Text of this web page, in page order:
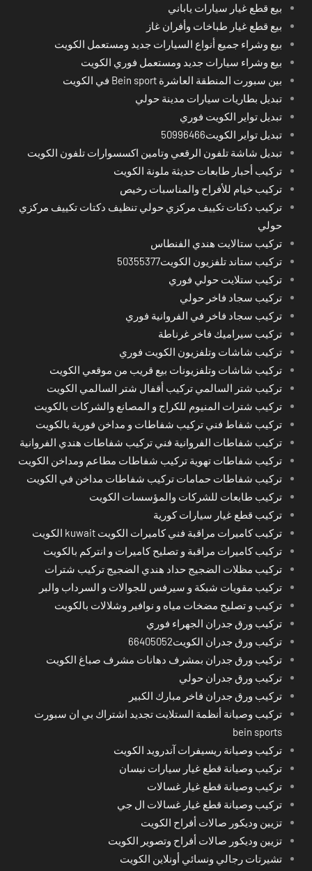
بيع قطع غيار سيارات ياباني
بيع قطع غيار طباخات وأفران غاز
بيع وشراء جميع أنواع السيارات جديد ومستعمل الكويت
بيع وشراء سيارات جديد ومستعمل فوري الكويت
بين سبورت المنطقة العاشرة Bein sport في الكويت
تبديل بطاريات سيارات مدينة حولي
تبديل تواير الكويت فوري
تبديل تواير الكويت50996466
تبديل شاشة تلفون الرقعي وتامين اكسسوارات تلفون الكويت
تركيب أحبار طابعات حديثة ملونة الكويت
تركيب خيام للأفراح والمناسبات رخيص
تركيب دكتات تكييف مركزي حولي تنظيف دكتات تكييف مركزي
حولي
تركيب ستالايت هندي الفنطاس
تركيب ستاند تلفزيون الكويت50355377
تركيب ستلايت حولي فوري
تركيب سجاد فاخر حولي
تركيب سجاد فاخر في الفروانية فوري
تركيب سيراميك فاخر غرناطة
تركيب شاشات وتلفزيون الكويت فوري
تركيب شاشات وتلفزيونات بيع قريب من موقعي الكويت
تركيب شتر السالمي تركيب أقفال شتر السالمي الكويت
تركيب شترات المنيوم للكراج و المصانع والشركات بالكويت
تركيب شفاط فني تركيب شفاطات و مداخن فورية بالكويت
تركيب شفاطات الفروانية فني تركيب شفاطات هندي الفروانية
تركيب شفاطات تهوية تركيب شفاطات مطاعم ومداخن الكويت
تركيب شفاطات حمامات تركيب شفاطات مداخن في الكويت
تركيب طابعات للشركات والمؤسسات الكويت
تركيب قطع غيار سيارات كورية
تركيب كاميرات مراقبة فني كاميرات الكويت kuwait الكويت
تركيب كاميرات مراقبة و تصليح كاميرات و انتركم بالكويت
تركيب مظلات الضجيج حداد هندي الضجيج تركيب شترات
تركيب مقويات شبكة و سيرفس للجوالات و السرداب والبر
تركيب و تصليح مضخات مياه و نوافير وشلالات بالكويت
تركيب ورق جدران الجهراء فوري
تركيب ورق جدران الكويت66405052
تركيب ورق جدران بمشرف دهانات مشرف صباغ الكويت
تركيب ورق جدران حولي
تركيب ورق جدران فاخر مبارك الكبير
تركيب وصيانة أنظمة الستلايت تجديد اشتراك بي ان سبورت
bein sports
تركيب وصيانة ريسيفرات آندرويد الكويت
تركيب وصيانة قطع غيار سيارات نيسان
تركيب وصيانة قطع غيار غسالات
تركيب وصيانة قطع غيار غسالات ال جي
تزيين وديكور صالات أفراح الكويت
تزيين وديكور صالات أفراح وتصوير الكويت
تشيرتات رجالي ونسائي أونلاين الكويت